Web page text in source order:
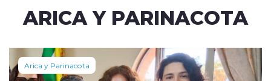
ARICA Y PARINACOTA
Arica y Parinacota